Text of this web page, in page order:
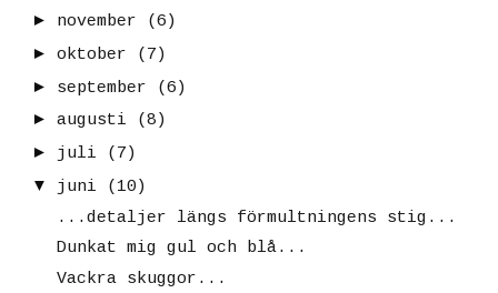
► november
(6)
► oktober
(7)
► september
(6)
► augusti
(8)
► juli
(7)
▼
juni
(10)
...detaljer längs förmultningens stig...
Dunkat mig gul och blå...
Vackra skuggor...